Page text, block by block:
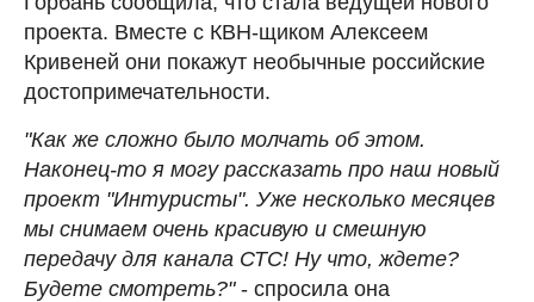
проекта. Вместе с КВН-щиком Алексеем
Кривеней они покажут необычные российские
достопримечательности.
"Как же сложно было молчать об этом.
Наконец-то я могу рассказать про наш новый
проект "Интуристы". Уже несколько месяцев
мы снимаем очень красивую и смешную
передачу для канала СТС! Ну что, ждете?
Будете смотреть?"- спросила она